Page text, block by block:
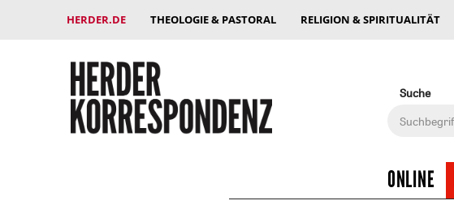
HERDER.DE THEOLOGIE & PASTORAL RELIGION & SPIRITUALITÄT
Suche
ONLINE